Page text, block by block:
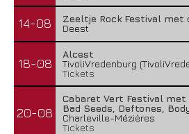
14-08
Zeeltje Rock Festival met
Deest
18-08
Alcest
TivoliVredenburg
Tickets
20-08
Cabaret Vert Festival met
Bad Seeds, Deftones,
Charleville-Mézières
Tickets